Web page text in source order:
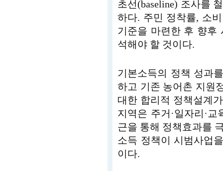
초선(baseline) 조사를
하다. 주민 정착률, 소
기준을 마련한 후 향후
석해야 할 것이다.
기본소득의 정책 성과
하고 기존 농어촌 지원
대한 합리적 정책설계
지역은 주거·일자리·
근을 통해 정책효과를
소득 정책이 시범사업
이다.